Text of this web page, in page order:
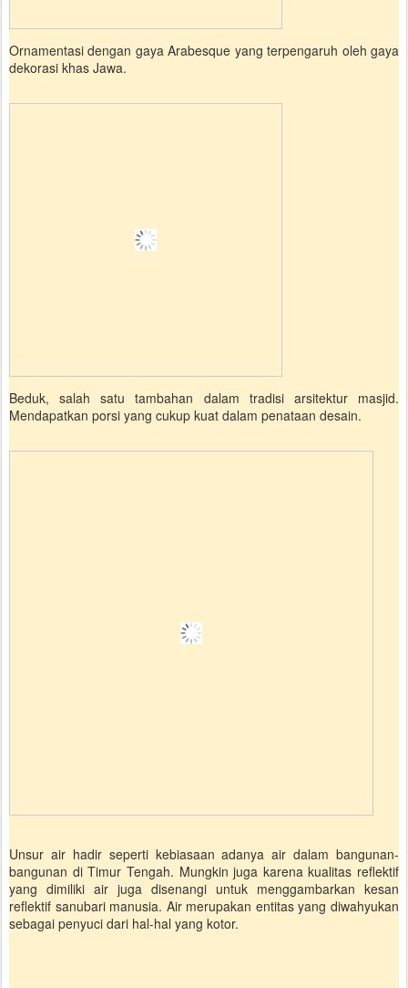
Ornamentasi dengan gaya Arabesque yang terpengaruh oleh gaya
dekorasi khas Jawa.
Beduk, salah satu tambahan dalam tradisi arsitektur masjid.
Mendapatkan porsi yang cukup kuat dalam penataan desain.
Unsur air hadir seperti kebiasaan adanya air dalam bangunan-
bangunan di Timur Tengah. Mungkin juga karena kualitas reflektif
yang dimiliki air juga disenangi untuk menggambarkan kesan
reflektif sanubari manusia. Air merupakan entitas yang diwahyukan
sebagai penyuci dari hal-hal yang kotor.